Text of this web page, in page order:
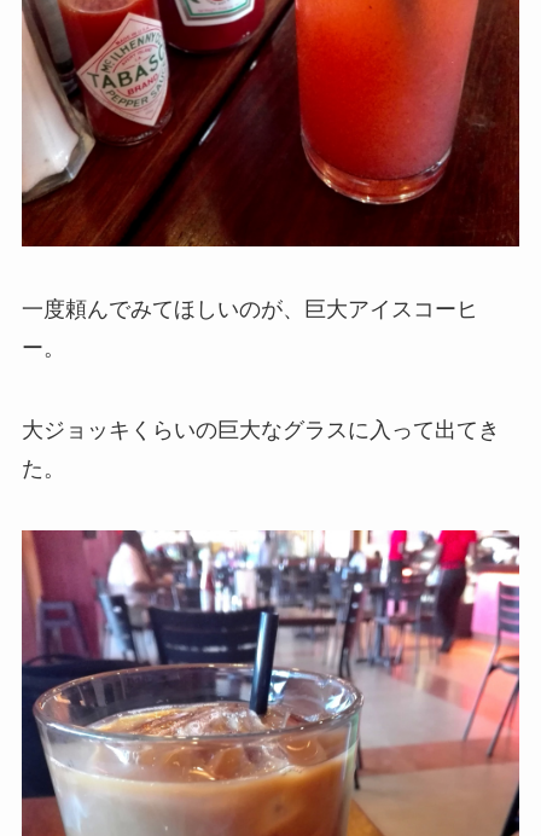
一度頼んでみてほしいのが、巨大アイスコーヒ
ー。
大ジョッキくらいの巨大なグラスに入って出てき
た。